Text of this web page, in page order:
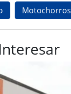
Motochorros